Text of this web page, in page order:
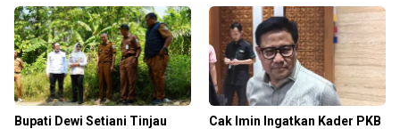
Bupati Dewi Setiani Tinjau
Cak Imin Ingatkan Kader PKB